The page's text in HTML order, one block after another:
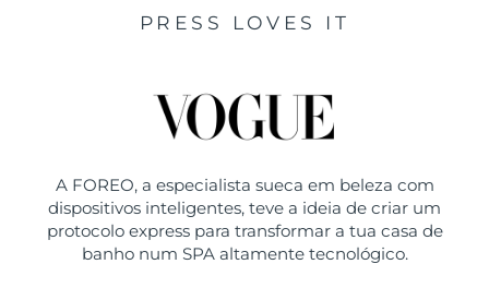
PRESS LOVES IT
A FOREO, a especialista sueca em beleza com
dispositivos inteligentes, teve a ideia de criar um
protocolo express para transformar a tua casa de
banho num SPA altamente tecnológico.